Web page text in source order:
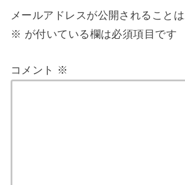
メールアドレスが公開されることは
※ が付いている欄は必須項目です
コメント ※